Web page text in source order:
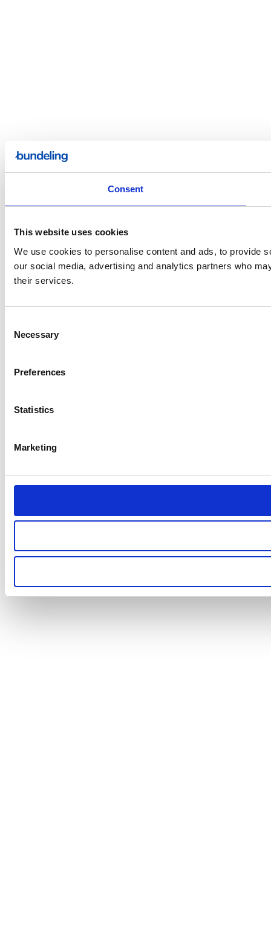
Consent
This website uses cookies
We use cookies to personalise content and ads, to provide
our social media, advertising and analytics partners who
their services.
Selection
Necessary
Preferences
Statistics
Marketing